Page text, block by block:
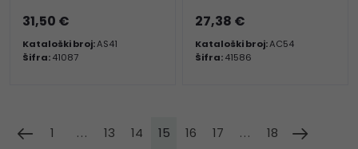
31,50 €
Kataloški broj:AS41
Šifra:41087
27,38 €
Kataloški broj:AC54
Šifra:41586
1 ... 13 14 15 16 17 ... 18